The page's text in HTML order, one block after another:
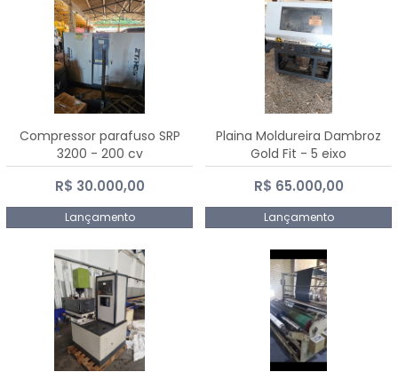
Compressor parafuso SRP
3200 - 200 cv
R$ 30.000,00
Lançamento
Plaina Moldureira Dambroz
Gold Fit - 5 eixo
R$ 65.000,00
Lançamento